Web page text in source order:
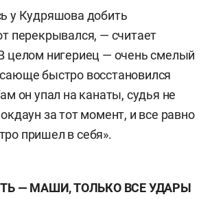
у Кудряшова добить
перекрывался, — считает
целом нигериец — очень смелый
быстро восстановился
он упал на канаты, судья не
за тот момент, и все равно
пришел в себя».
— МАШИ, ТОЛЬКО ВСЕ УДАРЫ